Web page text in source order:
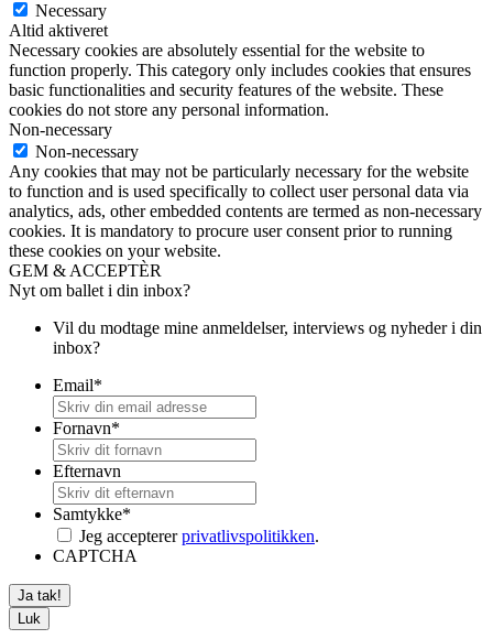
Necessary
Altid aktiveret
Necessary cookies are absolutely essential for the website to
function properly. This category only includes cookies that ensures
basic functionalities and security features of the website. These
cookies do not store any personal information.
Non-necessary
Non-necessary
Any cookies that may not be particularly necessary for the website
to function and is used specifically to collect user personal data via
analytics, ads, other embedded contents are termed as non-necessary
cookies. It is mandatory to procure user consent prior to running
these cookies on your website.
GEM & ACCEPTÈR
Nyt om ballet i din inbox?
Vil du modtage mine anmeldelser, interviews og nyheder i din
inbox?
Email*
Fornavn*
Efternavn
Samtykke*
Jeg acceptererprivatlivspolitikken.
CAPTCHA
Luk